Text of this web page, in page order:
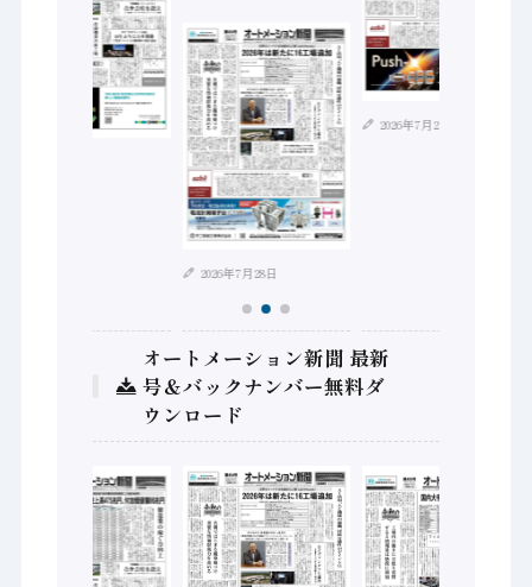
2026年7月28日
2026年7月21日
オートメーション新聞 最新
号＆バックナンバー無料ダ
ウンロード